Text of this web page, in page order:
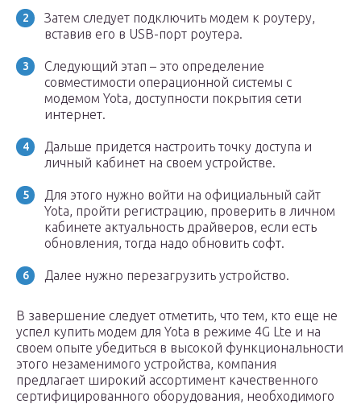
Затем следует подключить модем к роутеру,
вставив его в USB-порт роутера.
Следующий этап – это определение
совместимости операционной системы с
модемом Yota, доступности покрытия сети
интернет.
Дальше придется настроить точку доступа и
личный кабинет на своем устройстве.
Для этого нужно войти на официальный сайт
Yota, пройти регистрацию, проверить в личном
кабинете актуальность драйверов, если есть
обновления, тогда надо обновить софт.
Далее нужно перезагрузить устройство.
В завершение следует отметить, что тем, кто еще не
успел купить модем для Yota в режиме 4G Lte и на
своем опыте убедиться в высокой функциональности
этого незаменимого устройства, компания
предлагает широкий ассортимент качественного
сертифицированного оборудования, необходимого